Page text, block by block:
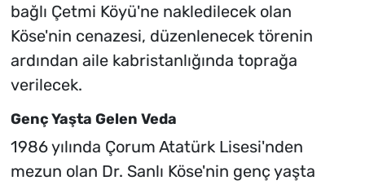
bağlı Çetmi Köyü'ne nakledilecek olan
Köse'nin cenazesi, düzenlenecek törenin
ardından aile kabristanlığında toprağa
verilecek.
Genç Yaşta Gelen Veda
1986 yılında Çorum Atatürk Lisesi'nden
mezun olan Dr. Sanlı Köse'nin genç yaşta